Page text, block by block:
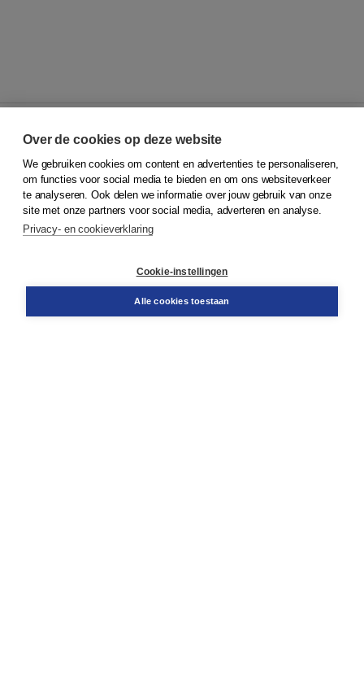
© 2026Koninklijke Boom uitgevers
Klantenservice
Service & informatie
Contact
Over de cookies op deze website
We gebruiken cookies om content en advertenties te personaliseren,
om functies voor social media te bieden en om ons websiteverkeer
te analyseren. Ook delen we informatie over jouw gebruik van onze
site met onze partners voor social media, adverteren en analyse.
Privacy- en cookieverklaring
Cookie-instellingen
Alle cookies toestaan